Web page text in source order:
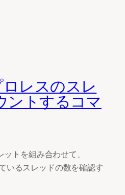
ロレスのスレ
ントするコマ
トを組み合わせて、
いるスレッドの数を確認す